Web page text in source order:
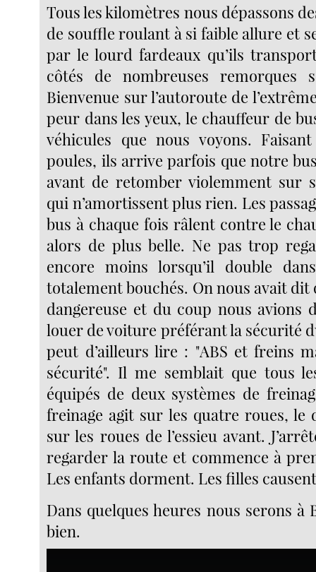
Tous les kilomètres nous dépassons
de souffle roulant à si faible allure et
par le lourd fardeaux qu’ils
côtés de nombreuses remorques
Bienvenue sur l’autoroute de
peur dans les yeux, le chauffeur de
véhicules que nous voyons.
poules, ils arrive parfois que notre
avant de retomber violemment sur
qui n’amortissent plus rien. Les
bus à chaque fois râlent contre le
alors de plus belle. Ne pas trop
encore moins lorsqu’il double
totalement bouchés. On nous avait dit
dangereuse et du coup nous avions
louer de voiture préférant la sécurité
peut d’ailleurs lire : "ABS et freins
sécurité". Il me semblait que tous
équipés de deux systèmes de
freinage agit sur les quatre roues, le
sur les roues de l’essieu avant.
regarder la route et commence à
Les enfants dorment. Les filles
Dans quelques heures nous serons à
bien.